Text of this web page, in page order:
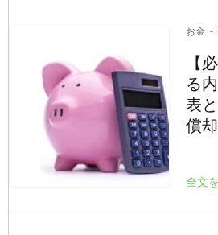
お金 -
【
る
表
償
全文